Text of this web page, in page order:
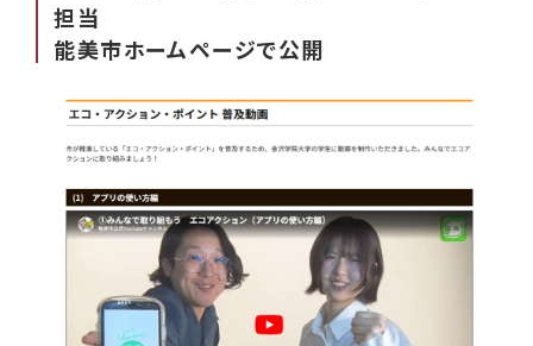
担当
能美市ホームページで公開